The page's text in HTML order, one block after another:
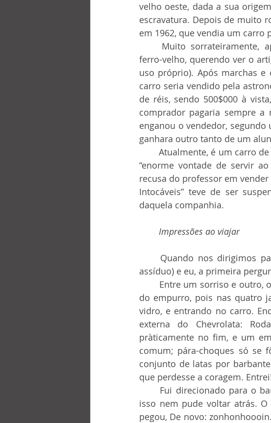
velho oeste, dada a sua
escravatura. Depois de muito
em 1962, que vendia um carro
ferro-velho, querendo ver o
uso próprio). Após marchas e
carro seria vendido pela
de réis, sendo 500$000 à
comprador pagaria sempre
enganou o vendedor,
ganhara outro tanto de um
	Atualmente, é um carro de côr verde-escuro que, segundo o proprietário, tem uma
“enorme vontade de servir
recusa do professor em vender
Intocáveis” teve de ser
daquela companhia.
	Impressões ao viajar
assíduo) e eu, a primeira
do empurro, pois nas quatro
vidro, e entrando no carro.
externa do Chevrolata:
pràticamente no fim, e um
comum; pára-choques só se
conjunto de latas por
que perdesse a coragem.
isso nem pude voltar atrás.
pegou, De novo: